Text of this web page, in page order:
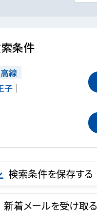
条件
線
子
検索条件を保存する
新着メールを受け取る